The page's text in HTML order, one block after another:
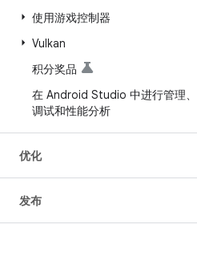
使用游戏控制器
Vulkan
积分奖品
在 Android Studio 中进行管理、
调试和性能分析
优化
发布